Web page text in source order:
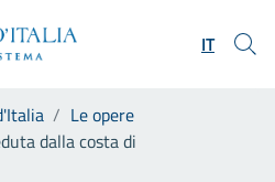
IT
Le opere
dalla costa di